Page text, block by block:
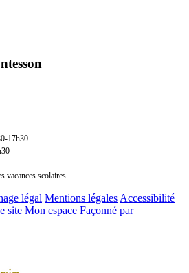
17h30
vacances scolaires.
légal Mentions légalesAccessibilité
site Mon espace Façonné par